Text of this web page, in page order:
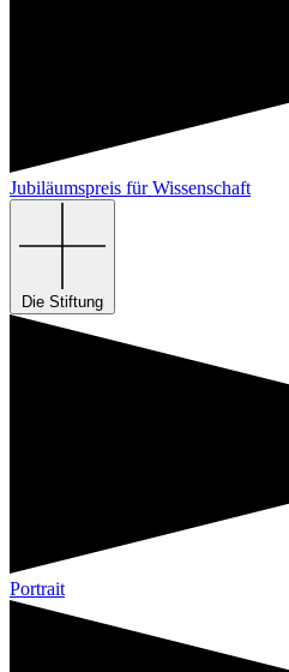
Jubiläumspreis für Wissenschaft
Die Stiftung
Portrait